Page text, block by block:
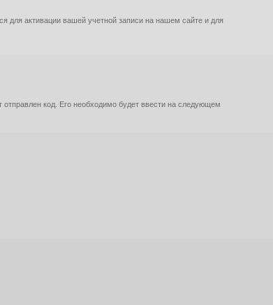
для активации вашей учетной записи на нашем сайте и для
код. Его необходимо будет ввести на следующем